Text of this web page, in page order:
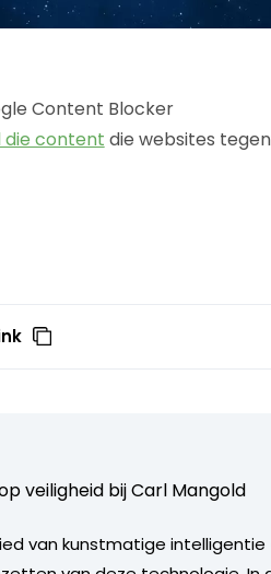
die content die websites
veiligheid bij Carl Mangold
van kunstmatige